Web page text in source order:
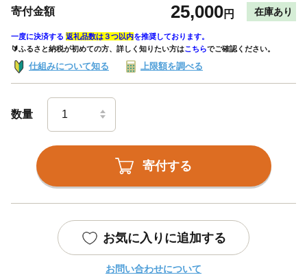
寄付金額 25,000円 在庫あり
一度に決済する 返礼品数は３つ以内を推奨しております。
🔰ふるさと納税が初めての方、詳しく知りたい方はこちらでご確認ください。
仕組みについて知る 上限額を調べる
数量
寄付する
お気に入りに追加する
お問い合わせについて